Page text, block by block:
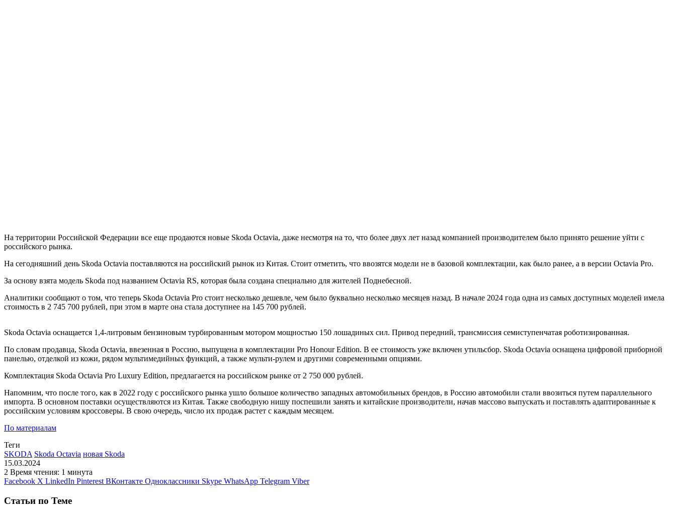
На территории Российской Федерации все еще продаются новые Skoda Octavia, даже несмотря на то, что более двух лет назад компанией производителем было принято решение уйти с
российского рынка.
На сегодняшний день Skoda Octavia поставляются на российский рынок из Китая. Стоит отметить, что ввозятся модели не в базовой комплектации, как было ранее, а в версии Octavia Pro.
За основу взята модель Skoda под названием Octavia RS, которая была создана специально для жителей Поднебесной.
Аналитики сообщают о том, что теперь Skoda Octavia Pro стоит несколько дешевле, чем было буквально несколько месяцев назад. В начале 2024 года одна из самых доступных моделей имела
стоимость в 2 745 700 рублей, при этом в марте она стала доступнее на 145 700 рублей.
Skoda Octavia оснащается 1,4-литровым бензиновым турбированным мотором мощностью 150 лошадиных сил. Привод передний, трансмиссия семиступенчатая роботизированная.
По словам продавца, Skoda Octavia, ввезенная в Россию, выпущена в комплектации Pro Honour Edition. В ее стоимость уже включен утильсбор. Skoda Octavia оснащена цифровой приборной
панелью, отделкой из кожи, рядом мультимедийных функций, а также мульти-рулем и другими современными опциями.
Комплектация Skoda Octavia Pro Luxury Edition, предлагается на российском рынке от 2 750 000 рублей.
Напомним, что после того, как в 2022 году с российского рынка ушло большое количество западных автомобильных брендов, в Россию автомобили стали ввозиться путем параллельного
импорта. В основном поставки осуществляются из Китая. Также свободную нишу поспешили занять и китайские производители, начав массово выпускать и поставлять адаптированные к
российским условиям кроссоверы. В свою очередь, число их продаж растет с каждым месяцем.
По материалам
Теги
SKODA Skoda Octavia новая Skoda
15.03.2024
2 Время чтения: 1 минута
Facebook X LinkedIn Pinterest ВКонтакте Одноклассники Skype WhatsApp Telegram Viber
Статьи по Теме